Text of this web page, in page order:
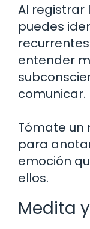
Al registrar
puedes
entender
comunicar.
Tómate
para
emoción
ellos.
Medita